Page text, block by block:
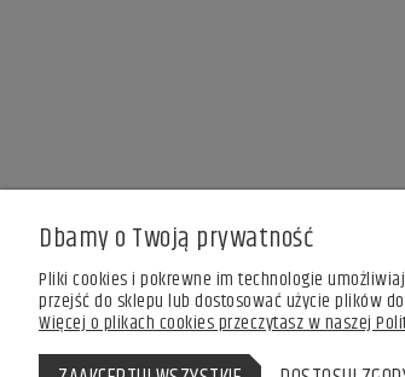
Dbamy o Twoją prywatność
Pliki cookies i pokrewne im technologie
przejść do sklepu lub dostosować użycie plików
Więcej o plikach cookies przeczytasz w naszej